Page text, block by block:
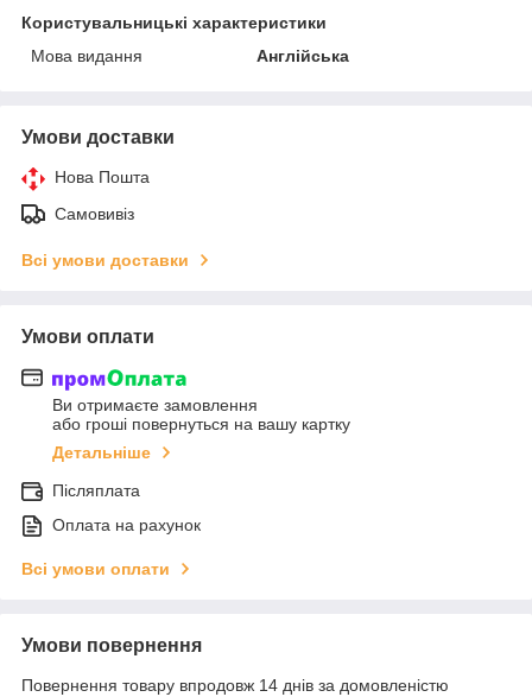
Користувальницькі характеристики
Мова видання
Англійська
Умови доставки
Нова Пошта
Самовивіз
Всі умови доставки
Умови оплати
Ви отримаєте замовлення
або гроші повернуться на вашу картку
Детальніше
Післяплата
Оплата на рахунок
Всі умови оплати
Умови повернення
Повернення товару впродовж 14 днів за домовленістю